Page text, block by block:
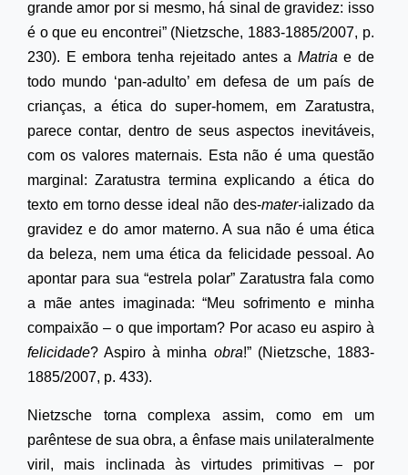
grande amor por si mesmo, há sinal de gravidez: isso
é o que eu encontrei” (Nietzsche, 1883-1885/2007, p.
230). E embora tenha rejeitado antes a Matria e de
todo mundo ‘pan-adulto’em defesa de um país de
crianças, a ética do super-homem, em Zaratustra,
parece contar, dentro de seus aspectos inevitáveis,
com os valores maternais. Esta não é uma questão
marginal: Zaratustra termina explicando a ética do
texto em torno desse ideal não des-mater-ializado da
gravidez e do amor materno. A sua não é uma ética
da beleza, nem uma ética da felicidade pessoal. Ao
apontar para sua “estrela polar” Zaratustra fala como
a mãe antes imaginada: “Meu sofrimento e minha
compaixão – o que importam? Por acaso eu aspiro à
felicidade? Aspiro à minha obra!” (Nietzsche, 1883-
1885/2007, p. 433).
Nietzsche torna complexa assim, como em um
parêntese de sua obra, a ênfase mais unilateralmente
viril, mais inclinada às virtudes primitivas – por